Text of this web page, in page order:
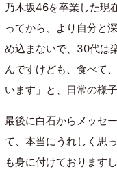
乃木坂46を卒業した現
ってから、より自分と
め込まないで、30代は
んですけども、食べて
います」と、日常の様
最後に白石からメッセ
て、本当にうれしく思
も身に付けております